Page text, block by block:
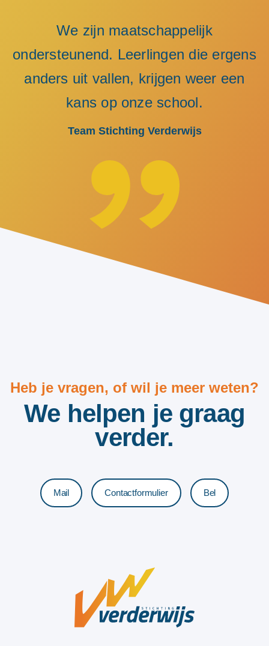
We zijn maatschappelijk
ondersteunend. Leerlingen die ergens
anders uit vallen, krijgen weer een
kans op onze school.
Team Stichting Verderwijs
Heb je vragen, of wil je meer weten?
We helpen je graag
verder.
Mail Contactformulier Bel